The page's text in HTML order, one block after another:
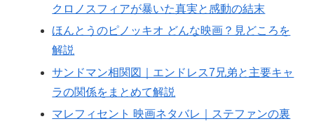
クロノスフィアが暴いた真実と感動の結末
ほんとうのピノッキオ どんな映画？見どころを
解説
サンドマン相関図｜エンドレス7兄弟と主要キャ
ラの関係をまとめて解説
マレフィセント 映画ネタバレ｜ステファンの裏